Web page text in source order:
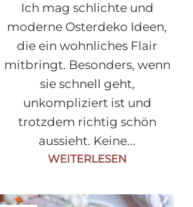
Ich mag schlichte und
moderne Osterdeko Ideen,
die ein wohnliches Flair
mitbringt. Besonders, wenn
sie schnell geht,
unkompliziert ist und
trotzdem richtig schön
aussieht. Keine...
WEITERLESEN